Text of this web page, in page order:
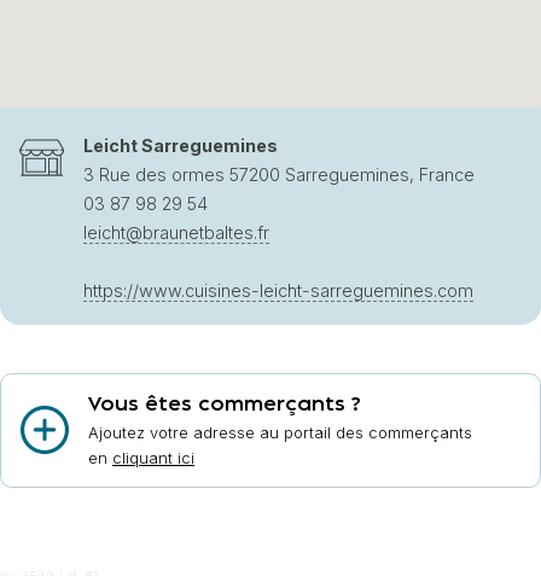
Leicht Sarreguemines
3 Rue des ormes 57200 Sarreguemines, France
03 87 98 29 54
leicht@braunetbaltes.fr
https://www.cuisines-leicht-sarreguemines.com
Vous êtes commerçants ?
Ajoutez votre adresse au portail des commerçants
en cliquant ici